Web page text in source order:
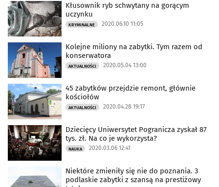
Kłusownik ryb schwytany na gorącym
uczynku
KRYMINALNE 2020.06.10 11:05
Kolejne miliony na zabytki. Tym razem od
konserwatora
AKTUALNOŚCI 2020.05.04 13:00
45 zabytków przejdzie remont, głównie
kościołów
AKTUALNOŚCI 2020.04.28 19:17
Dziecięcy Uniwersytet Pogranicza zyskał 87
tys. zł. Na co je wykorzysta?
NAUKA 2020.03.06 12:41
Niektóre zmieniły się nie do poznania. 3
podlaskie zabytki z szansą na prestiżowy